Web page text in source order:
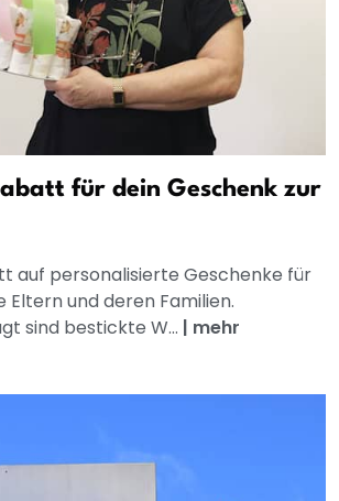
für dein Geschenk zur
auf personalisierte Geschenke für
und deren Familien.
sind bestickte W... | mehr